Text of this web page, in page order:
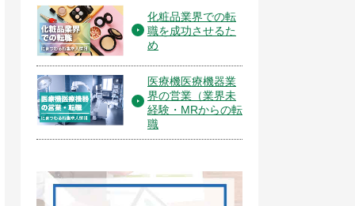
化粧品業界での転
職を成功させるた
め
医療機医療機器業
界の営業（業界未
経験・MRからの転
職